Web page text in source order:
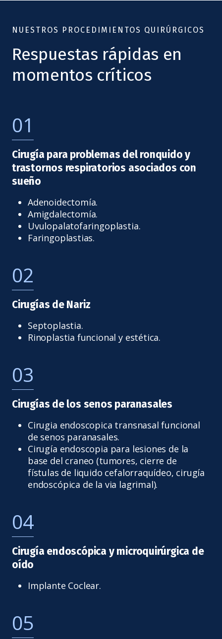
NUESTROS PROCEDIMIENTOS QUIRÚRGICOS
Respuestas rápidas en
momentos críticos
01
Cirugía para problemas del ronquido y
trastornos respiratorios asociados con
sueño
Adenoidectomía.
Amigdalectomía.
Uvulopalatofaringoplastia.
Faringoplastias.
02
Cirugías de Nariz
Septoplastia.
Rinoplastia funcional y estética.
03
Cirugías de los senos paranasales
Cirugia endoscopica transnasal funcional
de senos paranasales.
Cirugía endoscopia para lesiones de la
base del craneo (tumores, cierre de
fístulas de liquido cefalorraquídeo, cirugía
endoscópica de la via lagrimal).
04
Cirugía endoscópica y microquirúrgica de
oído
Implante Coclear.
05